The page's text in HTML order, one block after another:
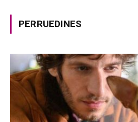
PERRUEDINES